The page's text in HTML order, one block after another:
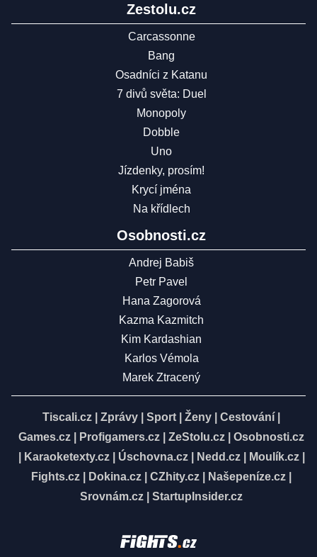
Zestolu.cz
Carcassonne
Bang
Osadníci z Katanu
7 divů světa: Duel
Monopoly
Dobble
Uno
Jízdenky, prosím!
Krycí jména
Na křídlech
Osobnosti.cz
Andrej Babiš
Petr Pavel
Hana Zagorová
Kazma Kazmitch
Kim Kardashian
Karlos Vémola
Marek Ztracený
Tiscali.cz Zprávy Sport Ženy Cestování
Games.cz
Profigamers.cz ZeStolu.cz
Osobnosti.cz
Karaoketexty.cz| Úschovna.cz| Nedd.cz| Moulík.cz|
Fights.cz
Dokina.cz CZhity.cz Našepeníze.cz
Srovnám.cz
StartupInsider.cz